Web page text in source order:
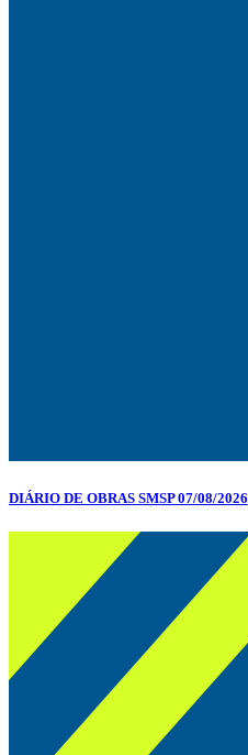
DIÁRIO DE OBRAS SMSP 07/08/2026